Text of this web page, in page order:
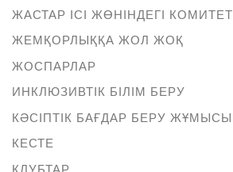
ЖАСТАР ІСІ ЖӨНІНДЕГІ КОМИТЕТ
ЖЕМҚОРЛЫҚҚА ЖОЛ ЖОҚ
ЖОСПАРЛАР
ИНКЛЮЗИВТІК БІЛІМ БЕРУ
КӘСІПТІК БАҒДАР БЕРУ ЖҰМЫСЫ
КЕСТЕ
КЛУБТАР